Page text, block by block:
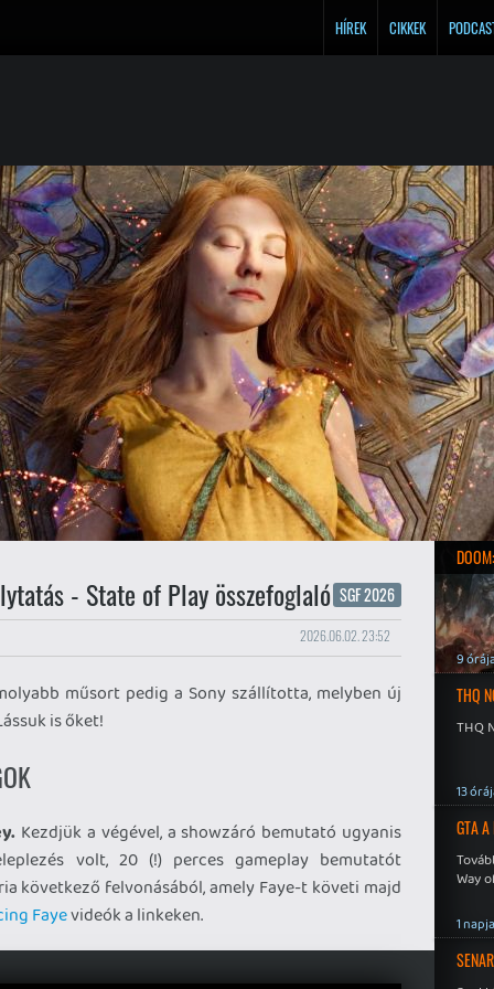
HÍREK CIKKEK
- State of Play összefoglaló SGF 2026
2026.06.02. 23:52
műsort pedig a Sony szállította, melyben új
is őket!
Kezdjük a végével, a showzáró bemutató ugyanis
volt, 20 (!) perces gameplay bemutatót
következő felvonásából, amely Faye-t követi majd
Fayevideók a linkeken.
9
THQ
THQ
13
GTA A
Way
1 napja